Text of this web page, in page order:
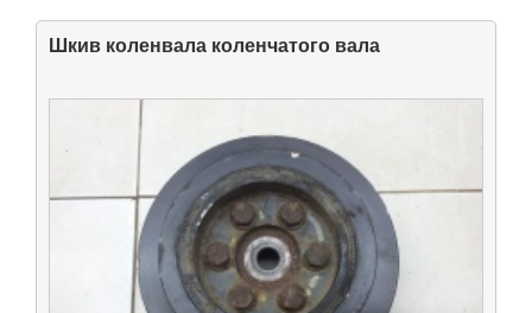
Шкив коленвала коленчатого вала